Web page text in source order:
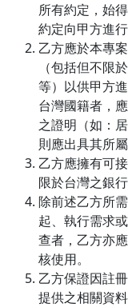
所有約定，始
約定向甲方進
乙方應於本專
（包括但不限
等）以供甲方
台灣國籍者，
之證明（如：
則應出具其所
乙方應擁有可
限於台灣之銀
除前述乙方所
起、執行需求
查者，乙方亦
核使用。
乙方保證因註
提供之相關資